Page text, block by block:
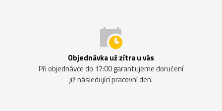
Objednávka už zítra u vás
Při objednávce do 17:00 garantujeme doručení
již následující pracovní den.